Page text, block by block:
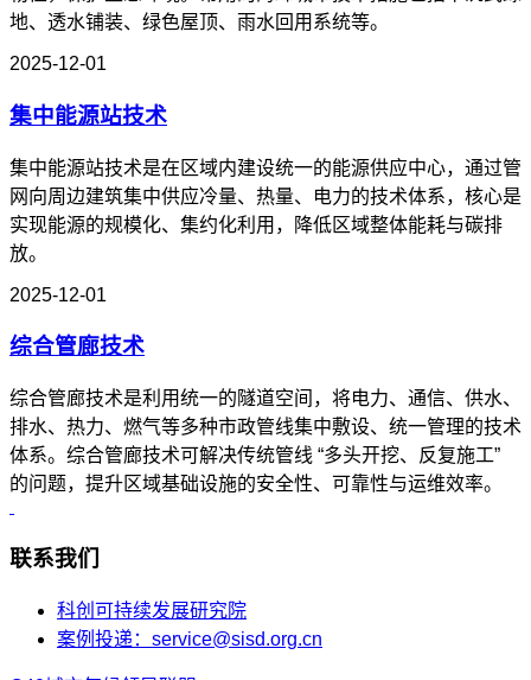
地、透水铺装、绿色屋顶、雨水回用系统等。
2025-12-01
集中能源站技术
集中能源站技术是在区域内建设统一的能源供应中心，通过管
网向周边建筑集中供应冷量、热量、电力的技术体系，核心是
实现能源的规模化、集约化利用，降低区域整体能耗与碳排
放。
2025-12-01
综合管廊技术
综合管廊技术是利用统一的隧道空间，将电力、通信、供水、
排水、热力、燃气等多种市政管线集中敷设、统一管理的技术
体系。综合管廊技术可解决传统管线 “多头开挖、反复施工”
的问题，提升区域基础设施的安全性、可靠性与运维效率。
联系我们
科创可持续发展研究院
案例投递：service@sisd.org.cn